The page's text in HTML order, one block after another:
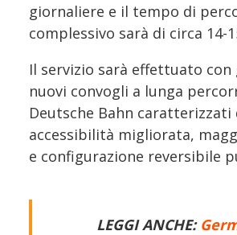
giornaliere e il tempo di
complessivo sarà di circa 14-
Il servizio sarà effettuato con
nuovi convogli a lunga
Deutsche Bahn caratterizzati
accessibilità migliorata,
e configurazione reversibile
LEGGI ANCHE: